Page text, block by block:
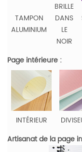
TAMPON
ALUMINIUM
BRILLE
DANS
LE
NOIR
Page intérieure :
INTÉRIEUR
Artisanat de la page